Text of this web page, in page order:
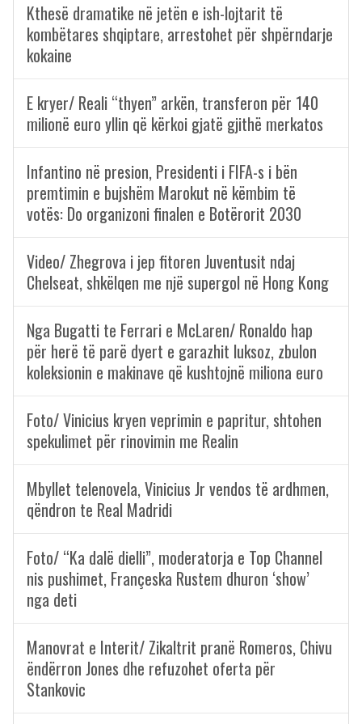
Kthesë dramatike në jetën e ish-lojtarit të
kombëtares shqiptare, arrestohet për shpërndarje
kokaine
E kryer/ Reali “thyen” arkën, transferon për 140
milionë euro yllin që kërkoi gjatë gjithë merkatos
Infantino në presion, Presidenti i FIFA-s i bën
premtimin e bujshëm Marokut në këmbim të
votës: Do organizoni finalen e Botërorit 2030
Video/ Zhegrova i jep fitoren Juventusit ndaj
Chelseat, shkëlqen me një supergol në Hong Kong
Nga Bugatti te Ferrari e McLaren/ Ronaldo hap
për herë të parë dyert e garazhit luksoz, zbulon
koleksionin e makinave që kushtojnë miliona euro
Foto/ Vinicius kryen veprimin e papritur, shtohen
spekulimet për rinovimin me Realin
Mbyllet telenovela, Vinicius Jr vendos të ardhmen,
qëndron te Real Madridi
Foto/ “Ka dalë dielli”, moderatorja e Top Channel
nis pushimet, Françeska Rustem dhuron ‘show’
nga deti
Manovrat e Interit/ Zikaltrit pranë Romeros, Chivu
ëndërron Jones dhe refuzohet oferta për
Stankovic